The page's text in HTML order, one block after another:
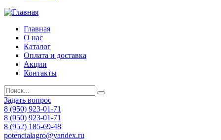
Главная
О нас
Каталог
Оплата и доставка
Акции
Контакты
Задать вопрос
8 (950) 923-01-71
8 (950) 923-01-71
8 (952) 185-69-48
potencialagro@yandex.ru